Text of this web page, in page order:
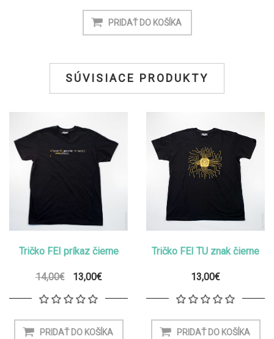
SÚVISIACE PRODUKTY
Tričko FEI príkaz čierne
14,00€ 13,00€
Tričko FEI TU znak čierne
13,00€